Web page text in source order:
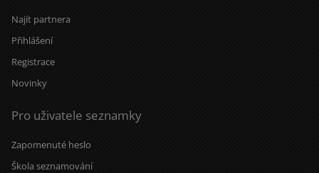
Najít partnera
Přihlášení
Registrace
Novinky
Pro uživatele seznamky
Zapomenuté heslo
Škola seznamování